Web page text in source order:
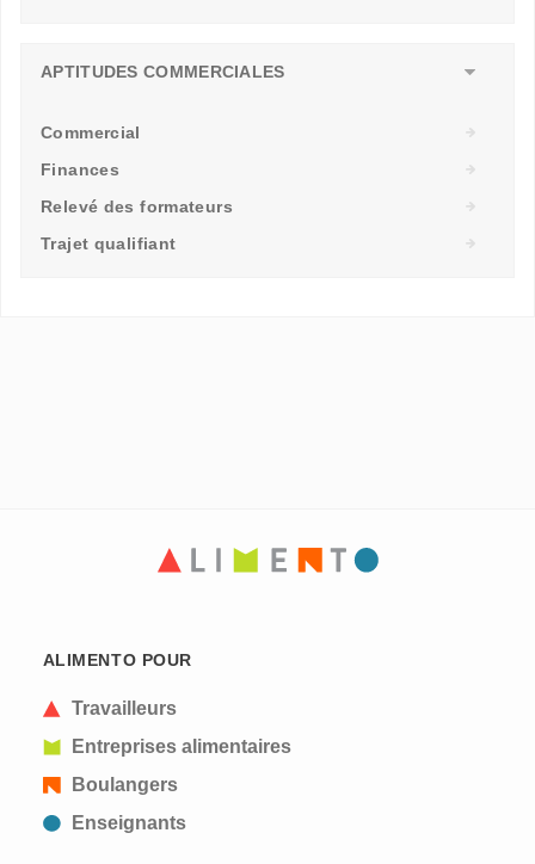
APTITUDES COMMERCIALES
Commercial
Finances
Relevé des formateurs
Trajet qualifiant
ALIMENTO POUR
Travailleurs
Entreprises alimentaires
Boulangers
Enseignants